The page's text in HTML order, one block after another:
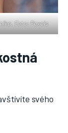
Foto: Pexels
svého